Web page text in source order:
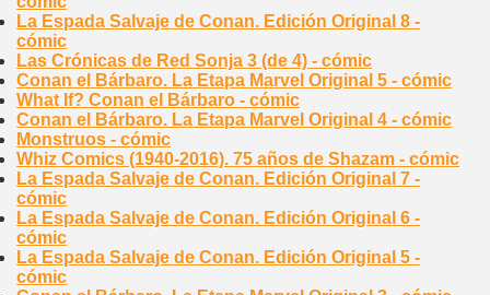
La Espada Salvaje de Conan. Edición Original 8 -
cómic
Las Crónicas de Red Sonja 3 (de 4) - cómic
Conan el Bárbaro. La Etapa Marvel Original 5 - cómic
What If? Conan el Bárbaro - cómic
Conan el Bárbaro. La Etapa Marvel Original 4 - cómic
Monstruos - cómic
Whiz Comics (1940-2016). 75 años de Shazam - cómic
La Espada Salvaje de Conan. Edición Original 7 -
cómic
La Espada Salvaje de Conan. Edición Original 6 -
cómic
La Espada Salvaje de Conan. Edición Original 5 -
cómic